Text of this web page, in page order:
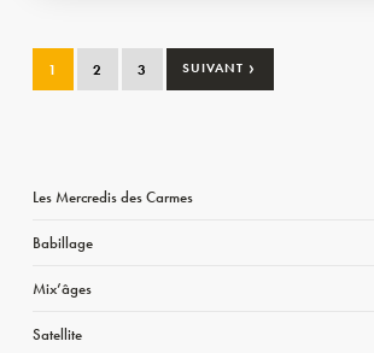
1 2 3 SUIVANT ›
Les Mercredis des Carmes
Babillage
Mix’âges
Satellite